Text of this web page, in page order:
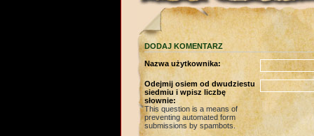
DODAJ KOMENTARZ
Nazwa użytkownika:
Odejmij osiem od dwudziestu
siedmiu i wpisz liczbę
słownie:
This question is a means of
preventing automated form
submissions by spambots.